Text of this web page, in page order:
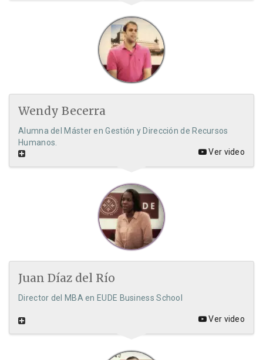
Wendy Becerra
Alumna del Máster en Gestión y Dirección de Recursos
Humanos.
Ver video
Juan Díaz del Río
Director del MBA en EUDE Business School
Ver video